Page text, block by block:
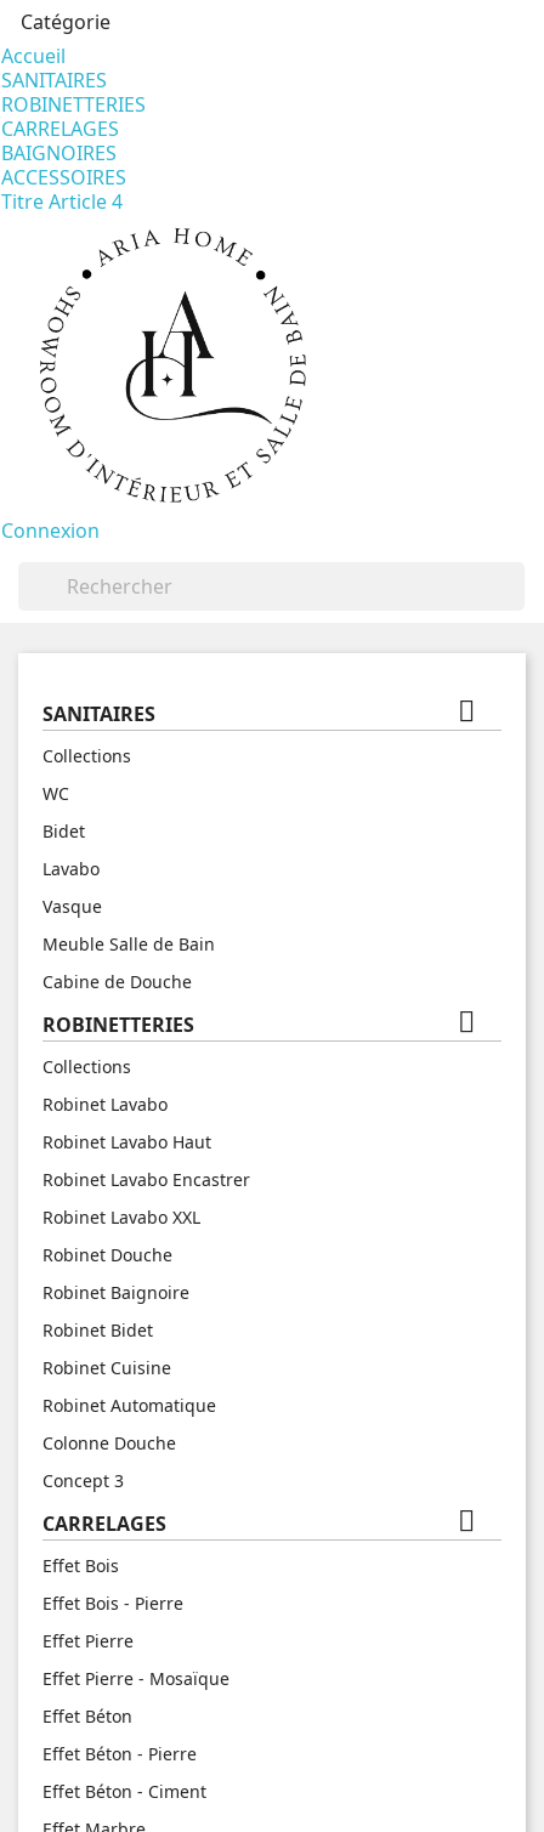
Catégorie
Accueil
SANITAIRES
ROBINETTERIES
CARRELAGES
BAIGNOIRES
ACCESSOIRES
Titre Article 4
Connexion
SANITAIRES 
Collections
WC
Bidet
Lavabo
Vasque
Meuble Salle de Bain
Cabine de Douche
ROBINETTERIES 
Collections
Robinet Lavabo
Robinet Lavabo Haut
Robinet Lavabo Encastrer
Robinet Lavabo XXL
Robinet Douche
Robinet Baignoire
Robinet Bidet
Robinet Cuisine
Robinet Automatique
Colonne Douche
Concept 3
CARRELAGES 
Effet Bois
Effet Bois - Pierre
Effet Pierre
Effet Pierre - Mosaïque
Effet Béton
Effet Béton - Pierre
Effet Béton - Ciment